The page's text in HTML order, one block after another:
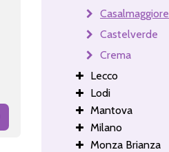
Casalmaggiore
Castelverde
Crema
Lecco
Lodi
Mantova
Milano
Monza Brianza